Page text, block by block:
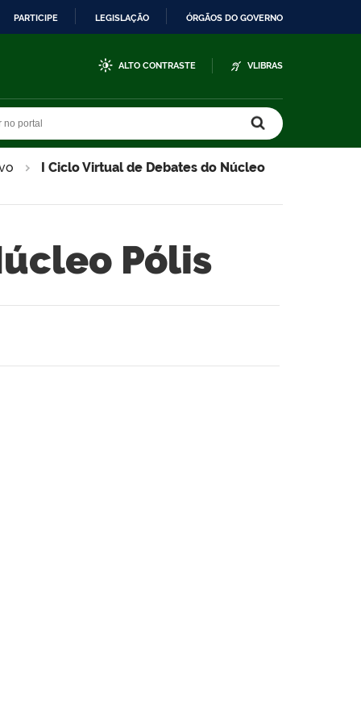
PARTICIPE LEGISLAÇÃO ÓRGÃOS DO GOVERNO
ALTO CONTRASTE VLIBRAS
I Ciclo Virtual de Debates do Núcleo
Pólis